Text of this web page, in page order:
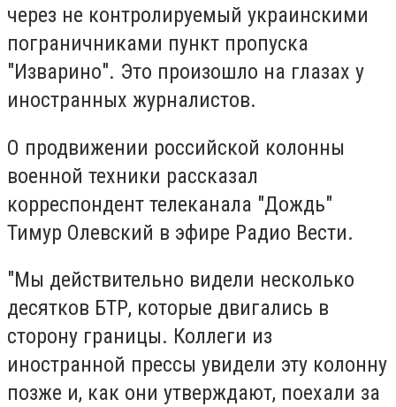
через не контролируемый украинскими
пограничниками пункт пропуска
"Изварино". Это произошло на глазах у
иностранных журналистов.
О продвижении российской колонны
военной техники рассказал
корреспондент телеканала "Дождь"
Тимур Олевский в эфире Радио Вести.
"Мы действительно видели несколько
десятков БТР, которые двигались в
сторону границы. Коллеги из
иностранной прессы увидели эту колонну
позже и, как они утверждают, поехали за